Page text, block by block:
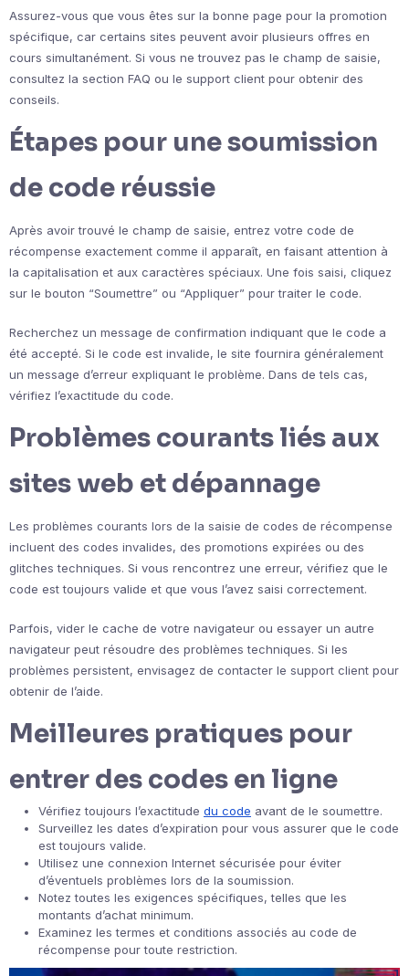
Assurez-vous que vous êtes sur la bonne page pour la promotion
spécifique, car certains sites peuvent avoir plusieurs offres en
cours simultanément. Si vous ne trouvez pas le champ de saisie,
consultez la section FAQ ou le support client pour obtenir des
conseils.
Étapes pour une soumission
de code réussie
Après avoir trouvé le champ de saisie, entrez votre code de
récompense exactement comme il apparaît, en faisant attention à
la capitalisation et aux caractères spéciaux. Une fois saisi, cliquez
sur le bouton “Soumettre” ou “Appliquer” pour traiter le code.
Recherchez un message de confirmation indiquant que le code a
été accepté. Si le code est invalide, le site fournira généralement
un message d’erreur expliquant le problème. Dans de tels cas,
vérifiez l’exactitude du code.
Problèmes courants liés aux
sites web et dépannage
Les problèmes courants lors de la saisie de codes de récompense
incluent des codes invalides, des promotions expirées ou des
glitches techniques. Si vous rencontrez une erreur, vérifiez que le
code est toujours valide et que vous l’avez saisi correctement.
Parfois, vider le cache de votre navigateur ou essayer un autre
navigateur peut résoudre des problèmes techniques. Si les
problèmes persistent, envisagez de contacter le support client pour
obtenir de l’aide.
Meilleures pratiques pour
entrer des codes en ligne
Vérifiez toujours l’exactitude du code avant de le soumettre.
Surveillez les dates d’expiration pour vous assurer que le code
est toujours valide.
Utilisez une connexion Internet sécurisée pour éviter
d’éventuels problèmes lors de la soumission.
Notez toutes les exigences spécifiques, telles que les
montants d’achat minimum.
Examinez les termes et conditions associés au code de
récompense pour toute restriction.